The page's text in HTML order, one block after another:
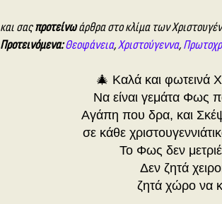
και σαςπροτείνωάρθρα στο κλίμα των
Προτεινόμενα:Θεοφάνεια,Χριστούγεννα,
🎄 Καλά και φωτεινά
Να είναι γεμάτα Φως
Αγάπη που δρα, και
σε κάθε
Το Φως δεν
Δεν ζητά
ζητά χώρο να